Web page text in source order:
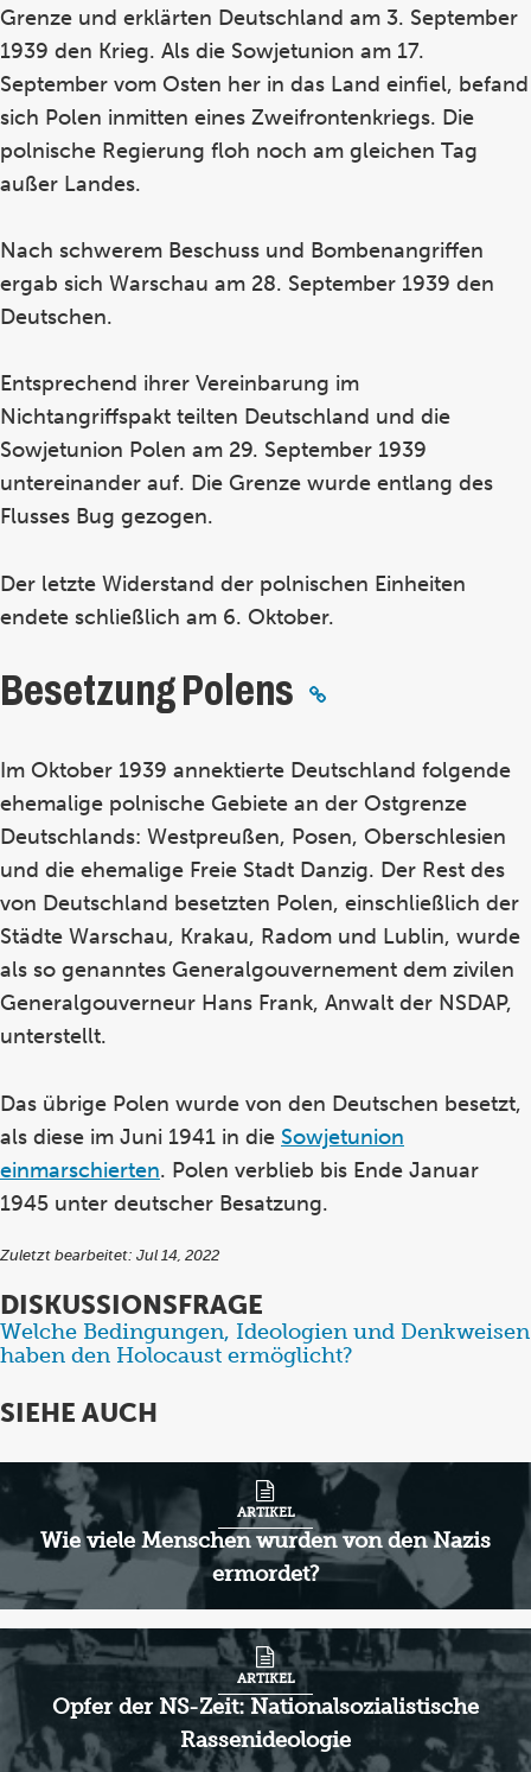
Grenze und erklärten Deutschland am 3. September
1939 den Krieg. Als die Sowjetunion am 17.
September vom Osten her in das Land einfiel, befand
sich Polen inmitten eines Zweifrontenkriegs. Die
polnische Regierung floh noch am gleichen Tag
außer Landes.
Nach schwerem Beschuss und Bombenangriffen
ergab sich Warschau am 28. September 1939 den
Deutschen.
Entsprechend ihrer Vereinbarung im
Nichtangriffspakt teilten Deutschland und die
Sowjetunion Polen am 29. September 1939
untereinander auf. Die Grenze wurde entlang des
Flusses Bug gezogen.
Der letzte Widerstand der polnischen Einheiten
endete schließlich am 6. Oktober.
Besetzung Polens
Im Oktober 1939 annektierte Deutschland folgende
ehemalige polnische Gebiete an der Ostgrenze
Deutschlands: Westpreußen, Posen, Oberschlesien
und die ehemalige Freie Stadt Danzig. Der Rest des
von Deutschland besetzten Polen, einschließlich der
Städte Warschau, Krakau, Radom und Lublin, wurde
als so genanntes Generalgouvernement dem zivilen
Generalgouverneur Hans Frank, Anwalt der NSDAP,
unterstellt.
Das übrige Polen wurde von den Deutschen besetzt,
als diese im Juni 1941 in die Sowjetunion
einmarschierten. Polen verblieb bis Ende Januar
1945 unter deutscher Besatzung.
Zuletzt bearbeitet: Jul 14, 2022
DISKUSSIONSFRAGE
Items
1
through
of
Welche Bedingungen, Ideologien und Denkweisen
haben den Holocaust ermöglicht?
SIEHE AUCH
Wie viele Menschen wurden von den Nazis
ermordet?
ARTIKEL
Opfer der NS-Zeit: Nationalsozialistische
Rassenideologie
ARTIKEL